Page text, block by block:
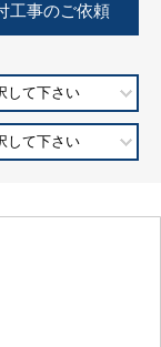
工事のご依頼
して下さい
して下さい